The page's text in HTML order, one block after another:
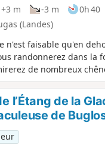
+3 m -3 m 0h 40
(Landes)
n'est faisable qu'en
randonnerez dans la
de nombreux
passerez sous le pont
et gagnerez la piste
le Circuit de la Barthe
Landes n° 6.5 , soit
Soyez alors
l’Étang de la
de